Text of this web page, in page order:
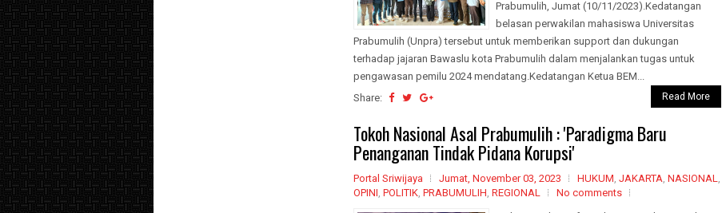
Prabumulih, Jumat (10/11/2023).Kedatangan
belasan perwakilan mahasiswa Universitas
Prabumulih (Unpra) tersebut untuk memberikan support dan dukungan
terhadap jajaran Bawaslu kota Prabumulih dalam menjalankan tugas untuk
pengawasan pemilu 2024 mendatang.Kedatangan Ketua BEM...
Share:
Read More
Tokoh Nasional Asal Prabumulih : 'Paradigma Baru
Penanganan Tindak Pidana Korupsi'
Portal Sriwijaya Jumat, November 03, 2023 HUKUM, JAKARTA, NASIONAL,
OPINI, POLITIK, PRABUMULIH, REGIONAL
No comments